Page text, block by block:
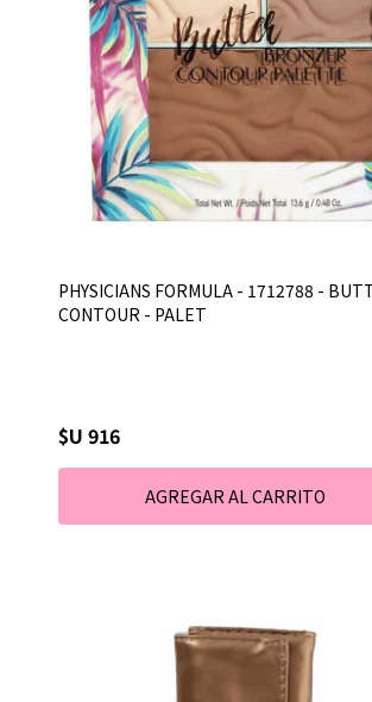
PHYSICIANS FORMULA - 1712788 -
CONTOUR - PALET
$U 916